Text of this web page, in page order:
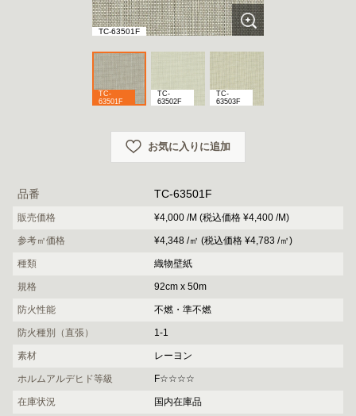
TC-63501F
TC-
63501F
TC-
63502F
TC-
63503F
お気に入りに追加
品番 TC-63501F
販売価格 ¥4,000 /M (税込価格 ¥4,400 /M)
参考㎡価格 ¥4,348 /㎡ (税込価格 ¥4,783 /㎡)
種類 織物壁紙
規格 92cm x 50m
防火性能 不燃・準不燃
防火種別（直張） 1-1
素材 レーヨン
ホルムアルデヒド等級 F☆☆☆☆
在庫状況 国内在庫品